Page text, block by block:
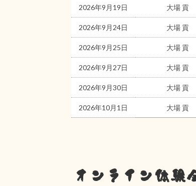
2026年9月19日 大場 貢
2026年9月24日 大場 貢
2026年9月25日 大場 貢
2026年9月27日 大場 貢
2026年9月30日 大場 貢
2026年10月1日 大場 貢
オンライン体験